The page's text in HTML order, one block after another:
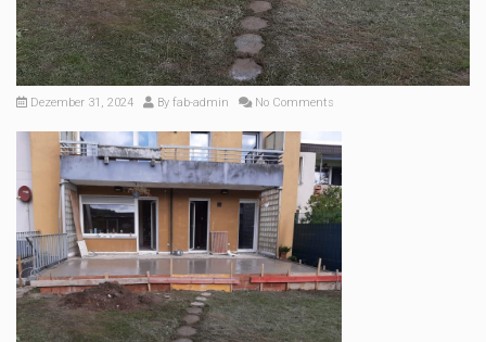
Dezember 31, 2024 By fab-admin No Comments